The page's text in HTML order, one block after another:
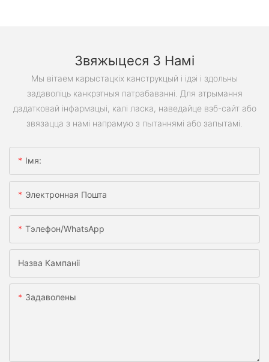
Звяжыцеся З Намі
Мы вітаем карыстацкіх канструкцый і ідэі і здольны
задаволіць канкрэтныя патрабаванні. Для атрымання
дадатковай інфармацыі, калі ласка, наведайце вэб-сайт або
звязацца з намі напрамую з пытаннямі або запытамі.
Імя:
Электронная Пошта
Тэлефон/WhatsApp
Назва Кампаніі
Задаволены